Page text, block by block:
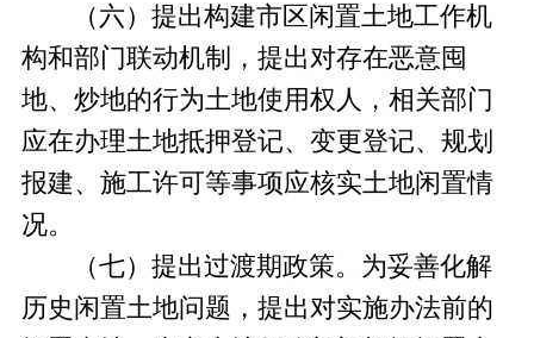
（六）提出构建市区闲置土地工作机
构和部门联动机制，提出对存在恶意囤
地、炒地的行为土地使用权人，相关部门
应在办理土地抵押登记、变更登记、规划
报建、施工许可等事项应核实土地闲置情
况。
（七）提出过渡期政策。为妥善化解
历史闲置土地问题，提出对实施办法前的